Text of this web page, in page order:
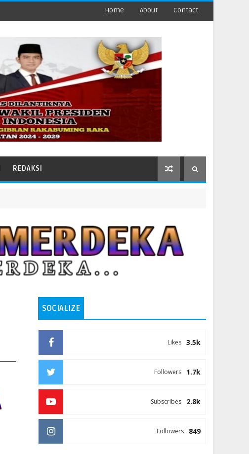
Home About Contact
REDAKSI
SOCIALIZE
3.5k
Likes
1.7k
Followers
2.8k
Subscribes
849
Followers